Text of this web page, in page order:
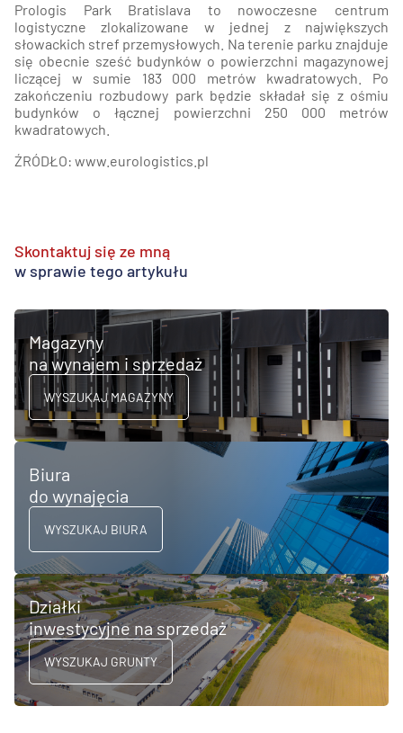
Prologis Park Bratislava to nowoczesne centrum
logistyczne zlokalizowane w jednej z największych
słowackich stref przemysłowych. Na terenie parku znajduje
się obecnie sześć budynków o powierzchni magazynowej
liczącej w sumie 183 000 metrów kwadratowych. Po
zakończeniu rozbudowy park będzie składał się z ośmiu
budynków o łącznej powierzchni 250 000 metrów
kwadratowych.
ŹRÓDŁO: www.eurologistics.pl
Skontaktuj się ze mną
w sprawie tego artykułu
Magazyny
na wynajem i sprzedaż
WYSZUKAJ MAGAZYNY
Biura
do wynajęcia
WYSZUKAJ BIURA
Działki
inwestycyjne na sprzedaż
WYSZUKAJ GRUNTY